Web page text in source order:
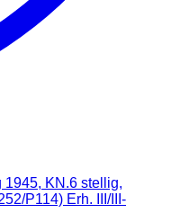
KN.6 stellig,
P114) Erh. III/III-